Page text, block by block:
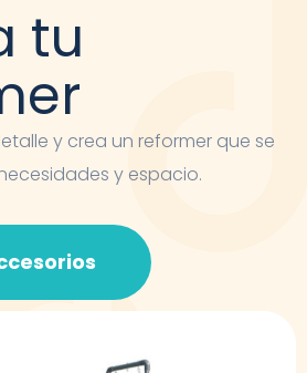
tu
y crea un reformer que se
y espacio.